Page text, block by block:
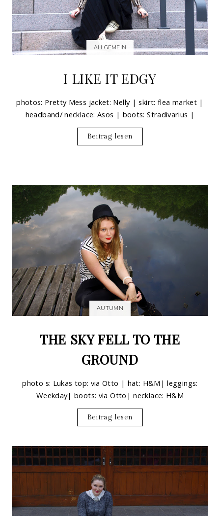
ALLGEMEIN
I LIKE IT EDGY
photos: Pretty Mess jacket: Nelly | skirt: flea market |
headband/ necklace: Asos | boots: Stradivarius |
Beitrag lesen
AUTUMN
THE SKY FELL TO THE
GROUND
photo s: Lukas top: via Otto | hat: H&M| leggings:
Weekday| boots: via Otto| necklace: H&M
Beitrag lesen